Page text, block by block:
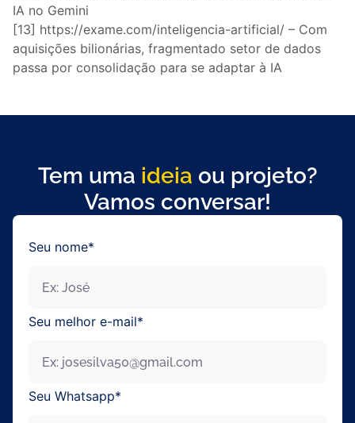
IA no Gemini
[13] https://exame.com/inteligencia-artificial/ – Com
aquisições bilionárias, fragmentado setor de dados
passa por consolidação para se adaptar à IA
Tem uma ideia ou projeto?
Vamos conversar!
Seu nome*
Seu melhor e-mail*
Seu Whatsapp*